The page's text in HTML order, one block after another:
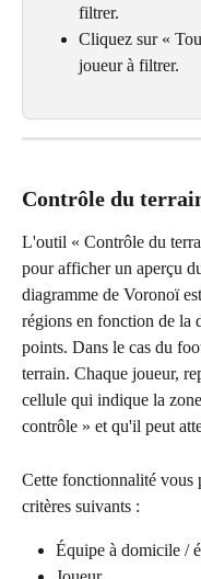
filtrer.
Cliquez sur «
joueur à filtrer.
Contrôle du
L'outil « Contrôle du
pour afficher un aperçu
diagramme de Voronoï
régions en fonction de la
points. Dans le cas du
terrain. Chaque joueur,
cellule qui indique la
contrôle » et qu'il peut
Cette fonctionnalité vous
critères suivants :
Équipe à domicile /